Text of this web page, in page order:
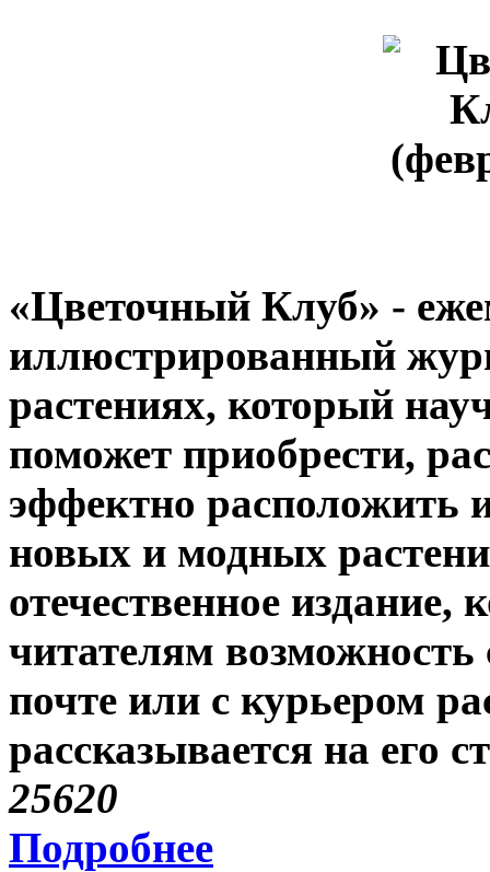
«Цветочный Клуб» -
иллюстрированный
растениях, который
поможет приобрести,
эффектно расположить
новых и модных
отечественное издание,
читателям возможность
почте или с курьером
рассказывается на его
25620
Подробнее